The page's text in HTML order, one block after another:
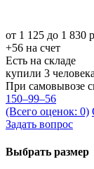
от 1 125 до 1 830
+56 на счет
Есть на складе
купили 3 человека
При самовывозе
150–99–56
(Всего оценок: 0)
Задать вопрос
Выбрать размер